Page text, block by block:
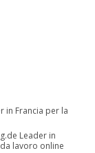
in Francia per la
Leader in
lavoro online